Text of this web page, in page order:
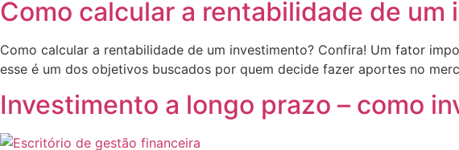
Como calcular a rentabilidade de um
Como calcular a rentabilidade de um investimento? Confira! Um fator
esse é um dos objetivos buscados por quem decide fazer aportes no
Investimento a longo prazo – como